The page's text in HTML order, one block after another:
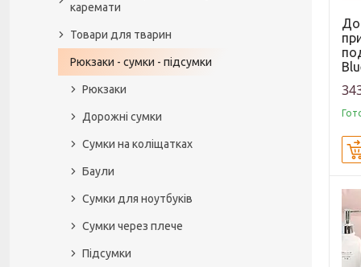
каремати
Товари для тварин
Рюкзаки - сумки - підсумки
Рюкзаки
Дорожні сумки
Сумки на коліщатках
Баули
Сумки для ноутбуків
Сумки через плече
Підсумки